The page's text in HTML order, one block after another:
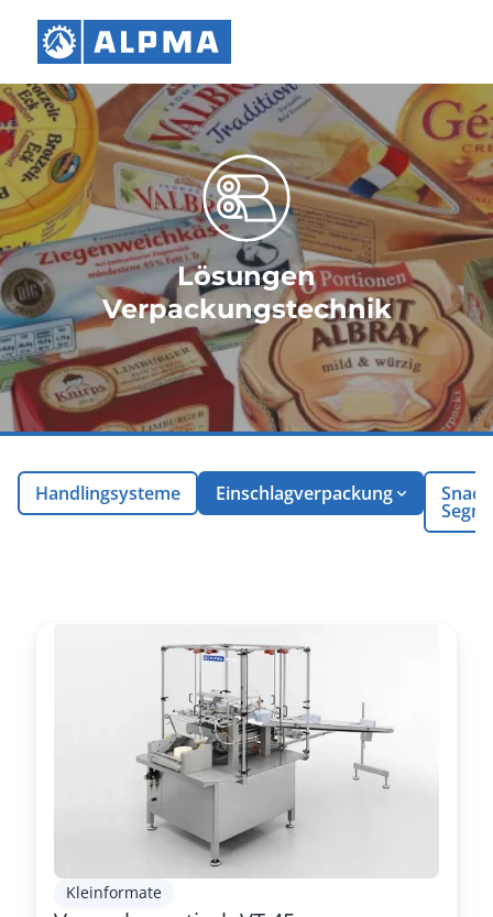
Lösungen
Verpackungstechnik
Handlingsysteme Einschlagverpackung
Kleinformate